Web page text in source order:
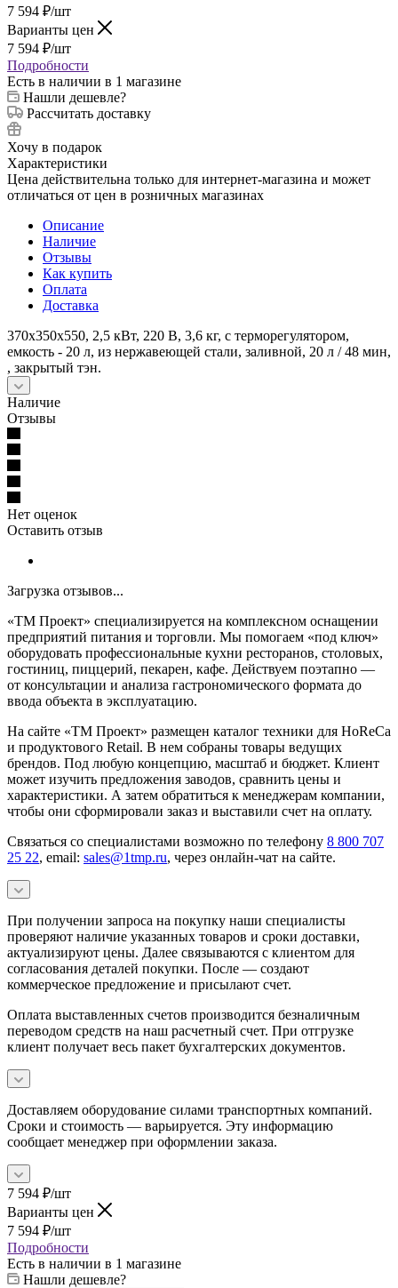
7 594 ₽/шт
Варианты цен
7 594 ₽/шт
Подробности
Есть в наличии в 1 магазине
Нашли дешевле?
Рассчитать доставку
Хочу в подарок
Характеристики
Цена действительна только для интернет-магазина и может
отличаться от цен в розничных магазинах
Описание
Наличие
Отзывы
Как купить
Оплата
Доставка
370х350х550, 2,5 кВт, 220 В, 3,6 кг, с терморегулятором,
емкость - 20 л, из нержавеющей стали, заливной, 20 л / 48 мин,
, закрытый тэн.
Наличие
Отзывы
Нет оценок
Оставить отзыв
Загрузка отзывов...
«ТМ Проект» специализируется на комплексном оснащении
предприятий питания и торговли. Мы помогаем «под ключ»
оборудовать профессиональные кухни ресторанов, столовых,
гостиниц, пиццерий, пекарен, кафе. Действуем поэтапно —
от консультации и анализа гастрономического формата до
ввода объекта в эксплуатацию.
На сайте «ТМ Проект» размещен каталог техники для HoReCa
и продуктового Retail. В нем собраны товары ведущих
брендов. Под любую концепцию, масштаб и бюджет. Клиент
может изучить предложения заводов, сравнить цены и
характеристики. А затем обратиться к менеджерам компании,
чтобы они сформировали заказ и выставили счет на оплату.
Связаться со специалистами возможно по телефону 8 800 707
25 22, email: sales@1tmp.ru, через онлайн-чат на сайте.
При получении запроса на покупку наши специалисты
проверяют наличие указанных товаров и сроки доставки,
актуализируют цены. Далее связываются с клиентом для
согласования деталей покупки. После — создают
коммерческое предложение и присылают счет.
Оплата выставленных счетов производится безналичным
переводом средств на наш расчетный счет. При отгрузке
клиент получает весь пакет бухгалтерских документов.
Доставляем оборудование силами транспортных компаний.
Сроки и стоимость — варьируется. Эту информацию
сообщает менеджер при оформлении заказа.
7 594 ₽/шт
Варианты цен
7 594 ₽/шт
Подробности
Есть в наличии в 1 магазине
Нашли дешевле?